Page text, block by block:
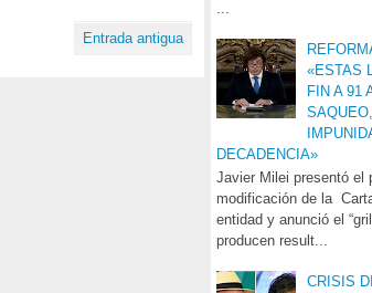
«ESTAS
FIN A 91
DECADENCIA»
Javier Milei presentó el
modificación de la
entidad y anunció el
producen result...
CRISIS
Entrada antigua